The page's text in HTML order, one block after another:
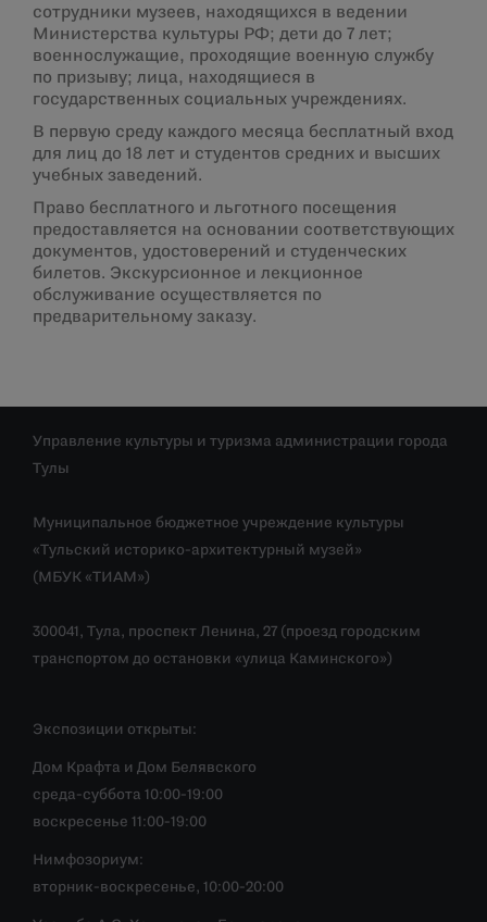
сотрудники музеев, находящихся в ведении
Министерства культуры РФ; дети до 7 лет;
военнослужащие, проходящие военную службу
по призыву; лица, находящиеся в
государственных социальных учреждениях.
В первую среду каждого месяца бесплатный вход
для лиц до 18 лет и студентов средних и высших
учебных заведений.
Право бесплатного и льготного посещения
предоставляется на основании соответствующих
документов, удостоверений и студенческих
билетов. Экскурсионное и лекционное
обслуживание осуществляется по
предварительному заказу.
Управление культуры и туризма администрации города
Тулы
Муниципальное бюджетное учреждение культуры
«Тульский историко-архитектурный музей»
(МБУК «ТИАМ»)
300041, Тула, проспект Ленина, 27 (проезд городским
транспортом до остановки «улица Каминского»)
Экспозиции открыты:
Дом Крафта и Дом Белявского
среда-суббота 10:00-19:00
воскресенье 11:00-19:00
Нимфозориум:
вторник-воскресенье, 10:00-20:00